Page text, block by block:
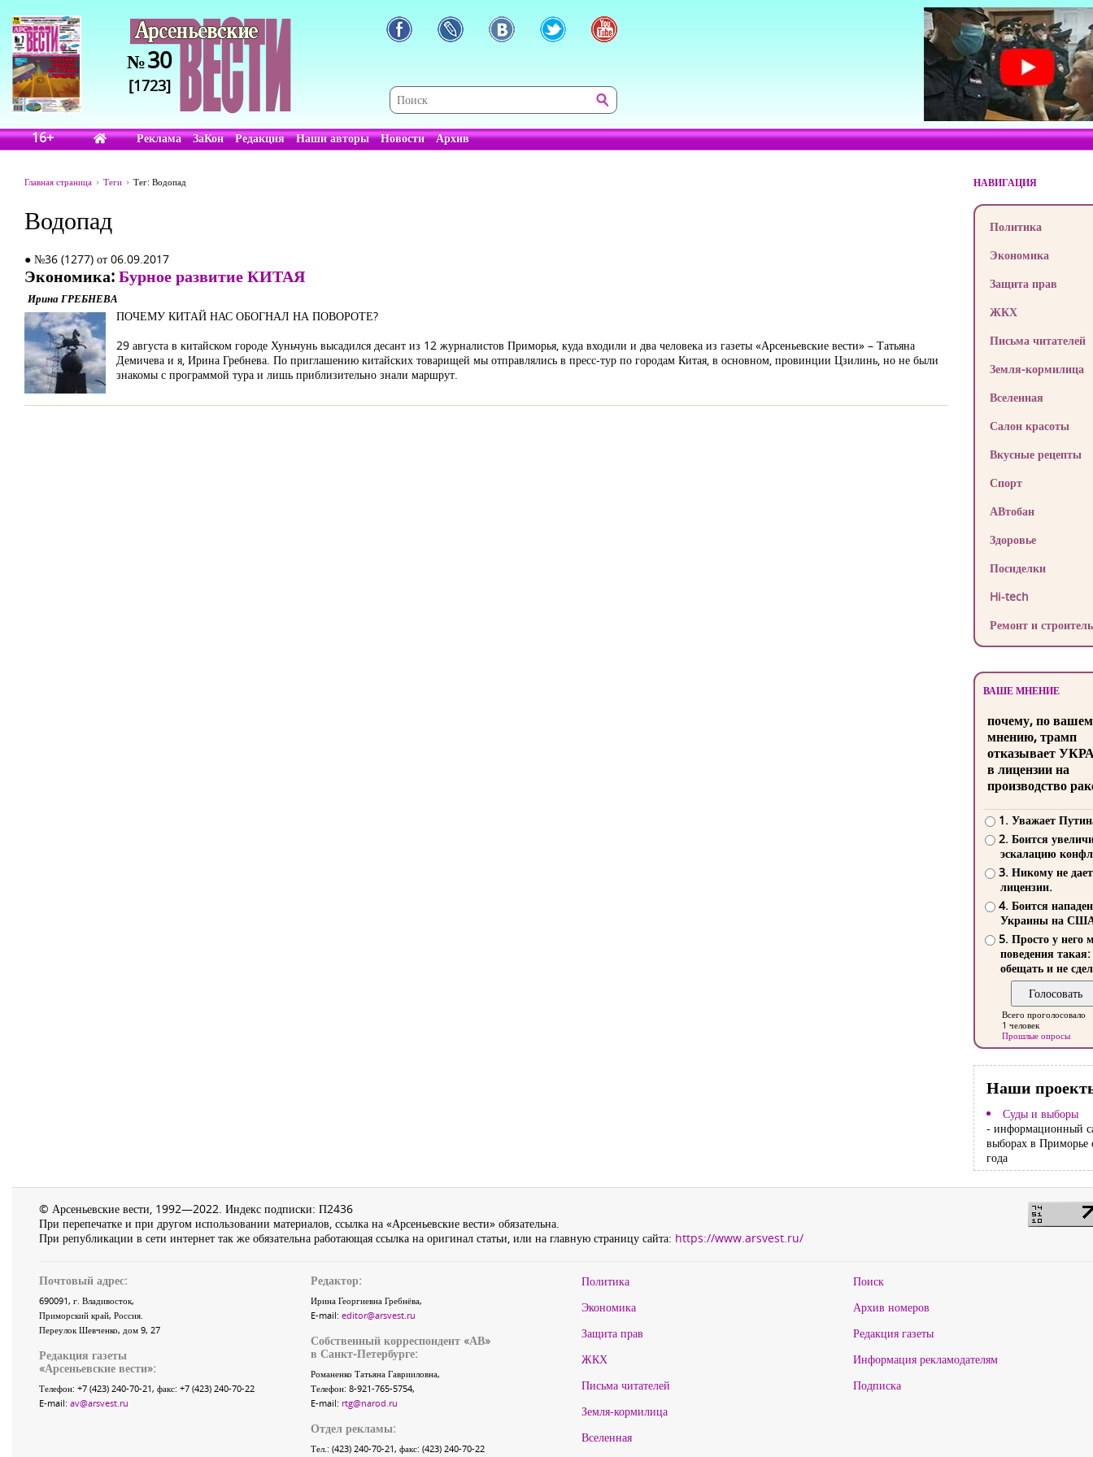
№30
[1723]
16+ Реклама ЗаКон Редакция Наши авторы Новости Архив
Главная страница Теги Тег: Водопад
Водопад
● №36 (1277) от 06.09.2017
Экономика:Бурное развитие КИТАЯ
Ирина ГРЕБНЕВА
ПОЧЕМУ КИТАЙ НАС ОБОГНАЛ НА ПОВОРОТЕ?
29 августа в китайском городе Хуньчунь высадился десант из 12 журналистов Приморья, куда входили и два человека из газеты «Арсеньевские вести» – Татьяна
Демичева и я, Ирина Гребнева. По приглашению китайских товарищей мы отправлялись в пресс-тур по городам Китая, в основном, провинции Цзилинь, но не были
знакомы с программой тура и лишь приблизительно знали маршрут.
НАВИГАЦИЯ
Политика
Экономика
Защита прав
ЖКХ
Письма читателей
Земля-кормилица
Вселенная
Салон красоты
Вкусные рецепты
Спорт
АВтобан
Здоровье
Посиделки
Hi-tech
Ремонт и
ВАШЕ МНЕНИЕ
почему, по
мнению, трамп
отказывает
в лицензии на
производство
1. Уважает
2. Боится
эскалацию
3. Никому не
лицензии.
4. Боится
Украины на
5. Просто у него
поведения такая:
обещать и не
Всего проголосовало
1 человек
Прошлые опросы
Наши
Суды и выборы
- информационный
выборах в Приморье
года
© Арсеньевские вести, 1992—2022. Индекс подписки: П2436
При перепечатке и при другом использовании материалов, ссылка на «Арсеньевские вести» обязательна.
При републикации в сети интернет так же обязательна работающая ссылка на оригинал статьи, или на главную страницу сайта: https://www.arsvest.ru/
Почтовый адрес:
690091, г. Владивосток,
Приморский край, Россия.
Переулок Шевченко, дом 9, 27
Редакция газеты
«Арсеньевские вести»:
Телефон: +7 (423) 240-70-21, факс: +7 (423) 240-70-22
E-mail: av@arsvest.ru
Редактор:
Ирина Георгиевна Гребнёва,
E-mail: editor@arsvest.ru
Собственный корреспондент «АВ»
в Санкт-Петербурге:
Романенко Татьяна Гаврииловна,
Телефон: 8-921-765-5754,
E-mail: rtg@narod.ru
Отдел рекламы:
Тел.: (423) 240-70-21, факс: (423) 240-70-22
Политика
Экономика
Защита прав
ЖКХ
Письма читателей
Земля-кормилица
Вселенная
Поиск
Архив номеров
Редакция газеты
Информация рекламодателям
Подписка